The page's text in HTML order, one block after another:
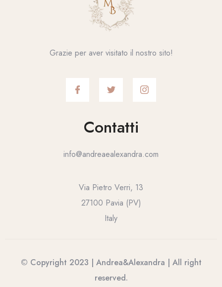
Grazie per aver visitato il nostro sito!
Contatti
info@andreaealexandra.com
Via Pietro Verri, 13
27100 Pavia (PV)
Italy
© Copyright 2023 | Andrea&Alexandra | All right
reserved.